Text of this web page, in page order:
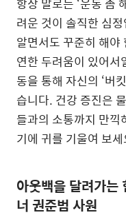
려운 것이 솔직한 심
알면서도 꾸준히 해야
연한 두려움이 있어서
동을 통해 자신의 ‘버
습니다. 건강 증진은
들과의 소통까지 만
기에 귀를 기울여 보
아웃백을 달려가는
너 권준범 사원